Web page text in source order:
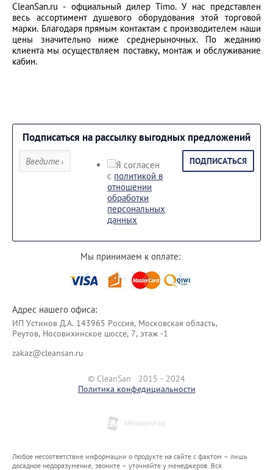
CleanSan.ru - офциальный дилер Timo. У нас представлен
весь ассортимент душевого оборудования этой торговой
марки. Благодаря прямым контактам с производителем наши
цены значительно ниже среднерыночных. По жеданию
клиента мы осуществляем поставку, монтаж и обслуживание
кабин.
Подписаться на рассылку выгодных предложений
Я согласен
с политикой в
отношении
обработки
персональных
данных
ПОДПИСАТЬСЯ
Мы принимаем к оплате:
Адрес нашего офиса:
ИП Уcтинoв Д.А. 143965 Россия, Московская область,
Реутов, Носовихинское шоссе, 7, этаж -1
zakaz@cleansan.ru
© CleanSan 2015 - 2024
Политика конфедициальности
Любое несоответствие информации о продукте на сайте с фактом – лишь
досадное недоразумение, звоните – уточняйте у менеджеров. Вся